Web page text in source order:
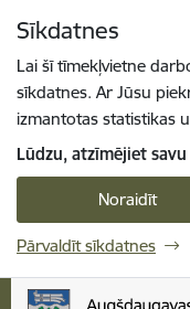
Sīkdatnes
Lai šī tīmekļvietne
sīkdatnes. Ar Jūsu
izmantotas statistikas
Lūdzu, atzīmējiet
Noraidīt
Pārvaldīt sīkdatnes